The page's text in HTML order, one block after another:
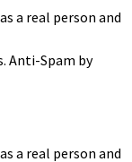
a real person and
Anti-Spam by
a real person and